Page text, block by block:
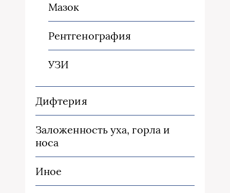
Мазок
Рентгенография
УЗИ
Дифтерия
Заложенность уха, горла и
носа
Иное